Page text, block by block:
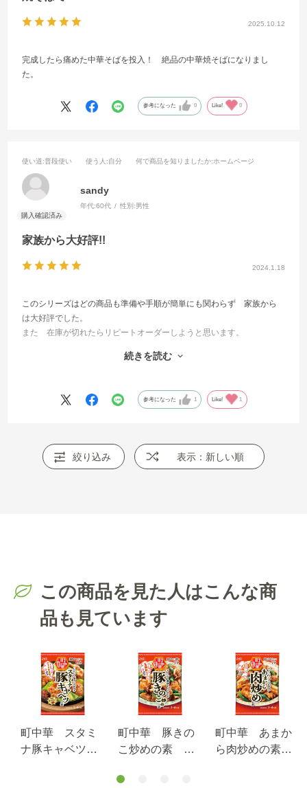
2025.10.12
完成したら痛めた中華そばを投入！ 絶品の中華焼そばになりまし
た。
参考になった 0 Like! 0
2024.1.18
家族から大好評!!
使い道:普段使い 使う人 :自分 何で商品を知りましたか:ホームページ
sandy
年代:60代 性別:男性
このシリーズはどの商品も準備や手順が簡単にも関わらず 家族から
は大好評でした。
また 在庫が切れたらリピートオーダーしようと思います。
また 新たな町中華の味もぜひ出していただきたく 心待ちにしてい
続きを読む
参考になった 1 Like! 1
絞り込み 表示：新しい順
この商品を見た人はこんな商
品も見ています
町中華 スタミ
ナ豚キャベツの
町中華 豚きの
こ炒めの素 ５
町中華 あまか
ら肉炒めの素